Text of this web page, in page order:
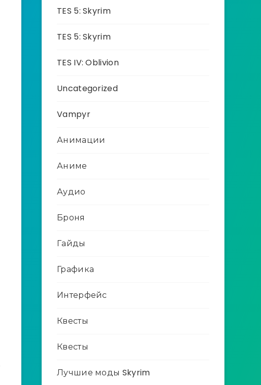
TES 5: Skyrim
TES 5: Skyrim
TES IV: Oblivion
Uncategorized
Vampyr
Анимации
Аниме
Аудио
Броня
Гайды
Графика
Интерфейс
Квесты
Квесты
Лучшие моды Skyrim